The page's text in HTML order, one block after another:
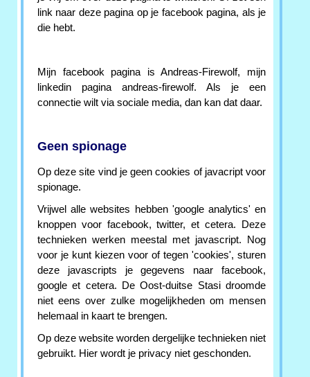
link naar deze pagina op je facebook pagina, als je
die hebt.
Mijn facebook pagina is Andreas-Firewolf, mijn
linkedin pagina andreas-firewolf. Als je een
connectie wilt via sociale media, dan kan dat daar.
Geen spionage
Op deze site vind je geen cookies of javacript voor
spionage.
Vrijwel alle websites hebben 'google analytics' en
knoppen voor facebook, twitter, et cetera. Deze
technieken werken meestal met javascript. Nog
voor je kunt kiezen voor of tegen 'cookies', sturen
deze javascripts je gegevens naar facebook,
google et cetera. De Oost-duitse Stasi droomde
niet eens over zulke mogelijkheden om mensen
helemaal in kaart te brengen.
Op deze website worden dergelijke technieken niet
gebruikt. Hier wordt je privacy niet geschonden.